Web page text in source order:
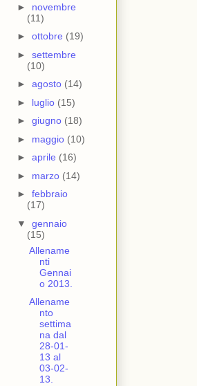
► novembre
(11)
► ottobre (19)
► settembre
(10)
► agosto (14)
► luglio (15)
► giugno (18)
► maggio (10)
► aprile (16)
► marzo (14)
► febbraio
(17)
▼ gennaio
(15)
Allename
nti
Gennai
o 2013.
Allename
nto
settima
na dal
28-01-
13 al
03-02-
13.